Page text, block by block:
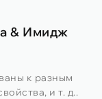
& Имидж
к разным
и т. д..